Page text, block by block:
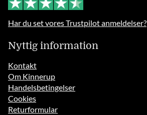
Har du set vores Trustpilot anmeldelser?
Nyttig information
Kontakt
Om Kinnerup
Handelsbetingelser
Cookies
Returformular